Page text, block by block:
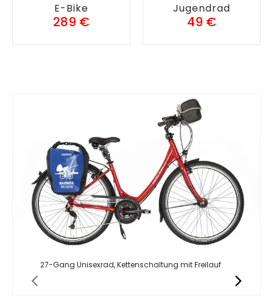
E-Bike
289 €
Jugendrad
49 €
27-Gang Unisexrad, Kettenschaltung mit Freilauf